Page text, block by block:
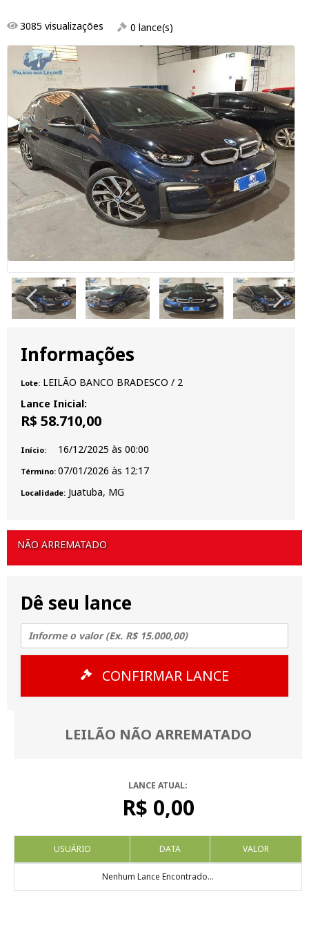
3085 visualizações 0 lance(s)
Informações
Lote: LEILÃO BANCO BRADESCO / 2
Lance Inicial:
R$ 58.710,00
Início: 16/12/2025 às 00:00
Término: 07/01/2026 às 12:17
Localidade: Juatuba, MG
NÃO ARREMATADO
Dê seu lance
CONFIRMAR LANCE
LEILÃO NÃO ARREMATADO
LANCE ATUAL:
R$ 0,00
USUÁRIO DATA VALOR
Nenhum Lance Encontrado...